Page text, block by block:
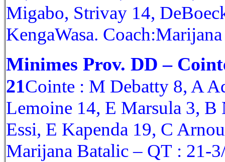
Migabo, Strivay 14,
KengaWasa.
Minimes Prov. DD –
21Cointe : M Debatty 8, A
Lemoine 14, E Marsula 3, B
Essi, E Kapenda 19, C
Marijana Batalic – QT : 21-